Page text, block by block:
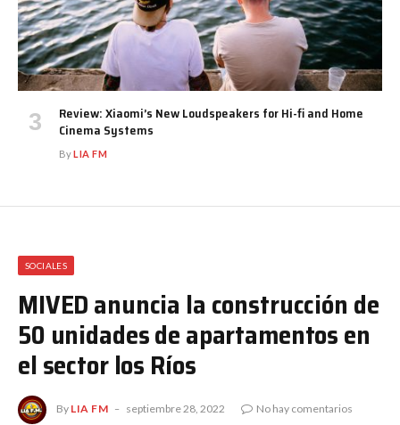
Review: Xiaomi’s New Loudspeakers for Hi-fi and Home
Cinema Systems
ByLIA FM
SOCIALES
MIVED anuncia la construcción de
50 unidades de apartamentos en
el sector los Ríos
By LIA FM septiembre 28, 2022
No hay comentarios